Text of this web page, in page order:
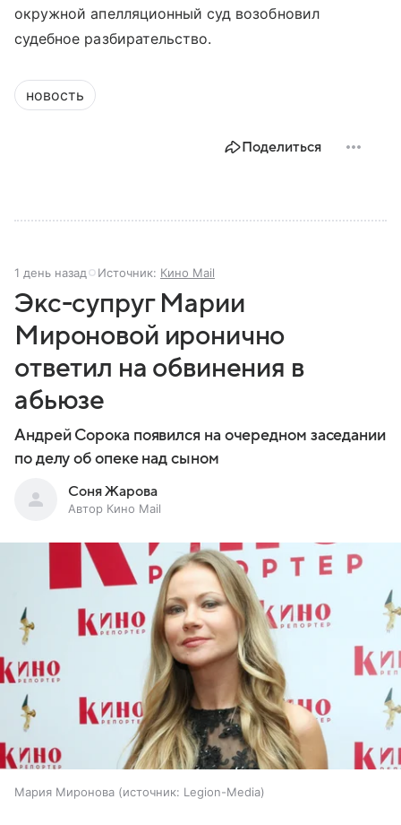
окружной апелляционный суд возобновил
судебное разбирательство.
новость
Поделиться
1 день назад Источник: Кино Mail
Экс-супруг Марии
Мироновой иронично
ответил на обвинения в
абьюзе
Андрей Сорока появился на очередном заседании
по делу об опеке над сыном
Соня Жарова
Автор Кино Mail
Мария Миронова источник: Legion-Media